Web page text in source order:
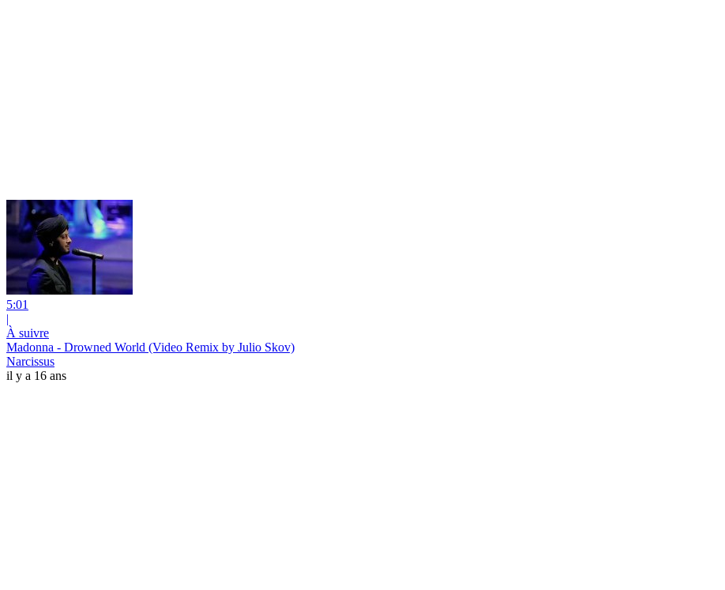
5:01
|
À suivre
Madonna - Drowned World (Video Remix by Julio Skov)
Narcissus
il y a 16 ans